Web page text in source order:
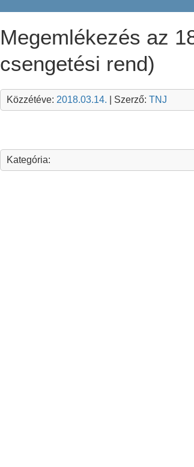
Megemlékezés az
csengetési rend)
Közzétéve: 2018.03.14. | Szerző: TNJ
Kategória: